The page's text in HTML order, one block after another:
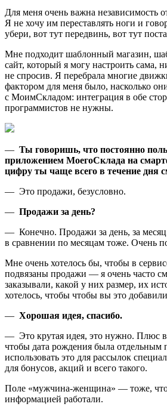
Для меня очень важна независимость
Я не хочу им переставлять ноги и
убери, вот тут передвинь, вот тут
Мне подходит шаблонный магазин,
сайт, который я могу настроить сама,
не спросив. Я перебрала многие
фактором для меня было, насколько
с МоимСкладом: интеграция в обе
программистов не нужны.
— Ты говоришь, что постоянно
приложением МоегоСклада на
цифру ты чаще всего в течение дня
— Это продажи, безусловно.
— Продажи за день?
— Конечно. Продажи за день, за
в сравнении по месяцам тоже. Очень
Мне очень хотелось бы, чтобы в
подвязаны продажи — я очень часто
заказывали, какой у них размер, их
хотелось, чтобы чтобы вы это
— Хорошая идея, спасибо.
— Это крутая идея, это нужно. Плюс
чтобы дата рождения была отдельным
использовать это для рассылок
для бонусов, акций и всего такого.
Поле «мужчина-женщина» — тоже,
информацией работали.